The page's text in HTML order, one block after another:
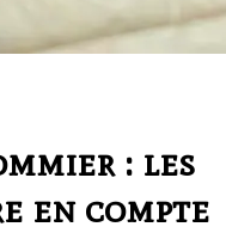
: les
en compte